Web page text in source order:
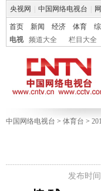
央视网 中国网络电视台
首页 新闻 经济 体育
电视
频道大全 栏目大全
中国网络电视台 > 体育台 >
发布时